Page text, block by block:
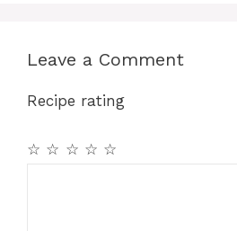
Leave a Comment
Recipe rating
☆
☆
☆
☆
☆